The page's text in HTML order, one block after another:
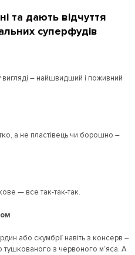
та дають відчуття
суперфудів
вигляді – найшвидший і поживний
а не пластівець чи борошно –
— все так-так-так.
або скумбрії навіть з консерв –
тушкованого з червоного м’яса. А